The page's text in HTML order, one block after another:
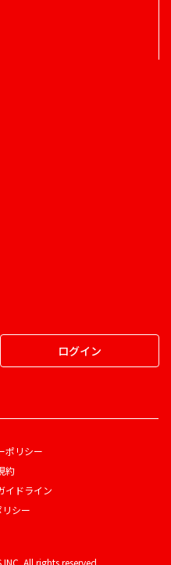
ログイン
ポリシー
約
イドライン
シー
All rights reserved.